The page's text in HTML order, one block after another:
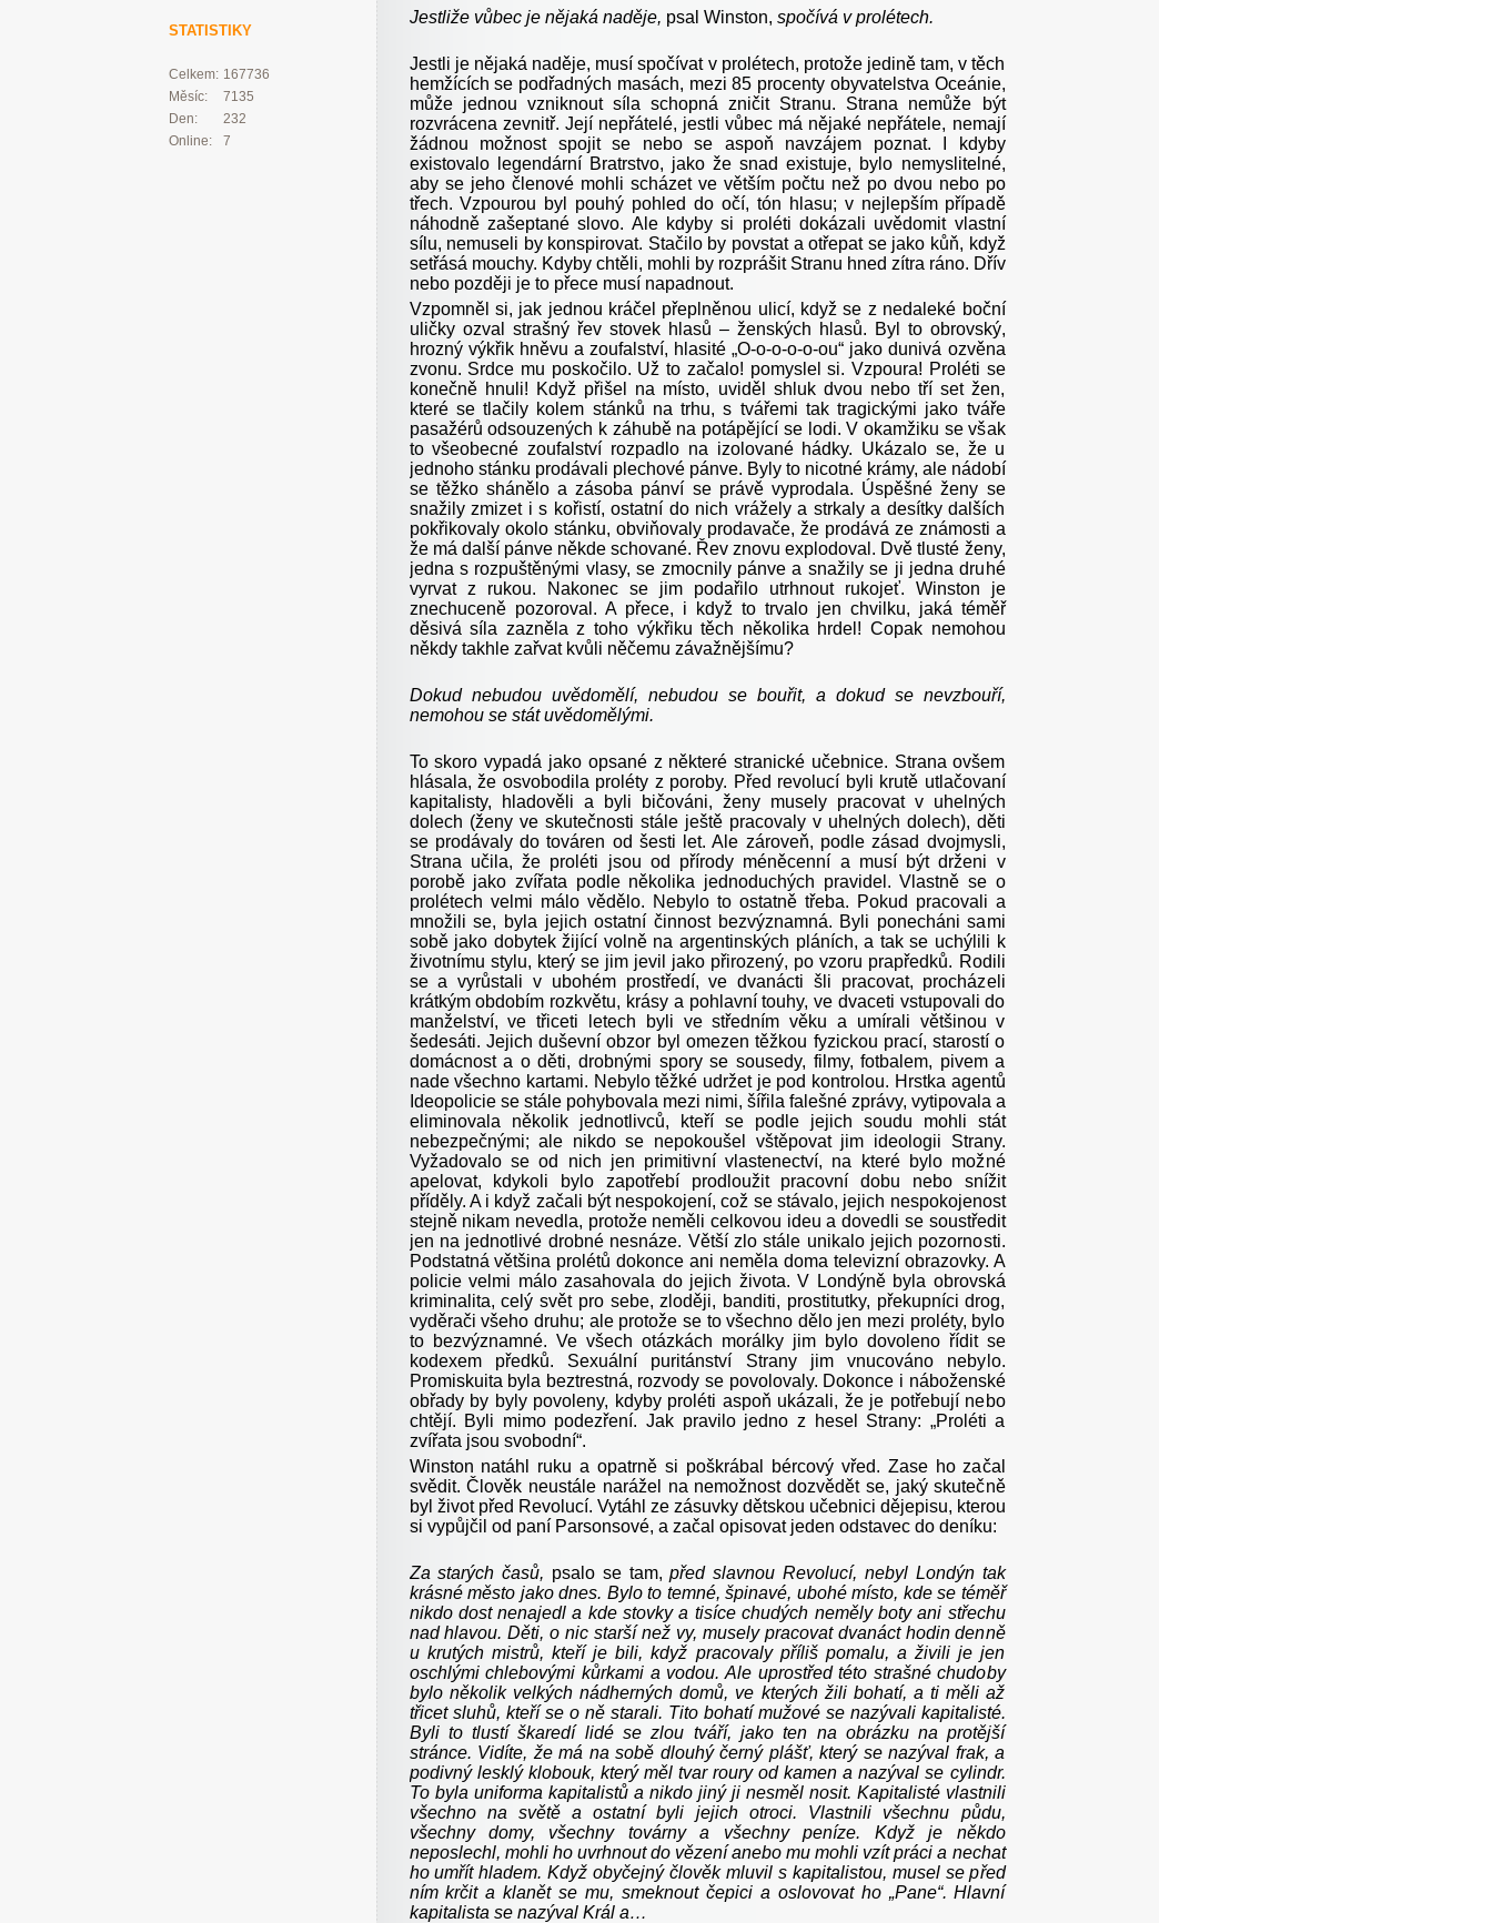
STATISTIKY
Online: 7
Celkem: 167736
Měsíc:
7135
Den:
232
Jestliže vůbec je nějaká naděje, psal Winston, spočívá v prolétech.
Jestli je nějaká naděje, musí spočívat v prolétech, protože jedině tam, v těch
hemžících se podřadných masách, mezi 85 procenty obyvatelstva Oceánie,
může jednou vzniknout síla schopná zničit Stranu. Strana nemůže být
rozvrácena zevnitř. Její nepřátelé, jestli vůbec má nějaké nepřátele, nemají
žádnou možnost spojit se nebo se aspoň navzájem poznat. I kdyby
existovalo legendární Bratrstvo, jako že snad existuje, bylo nemyslitelné,
aby se jeho členové mohli scházet ve větším počtu než po dvou nebo po
třech. Vzpourou byl pouhý pohled do očí, tón hlasu; v nejlepším případě
náhodně zašeptané slovo. Ale kdyby si proléti dokázali uvědomit vlastní
sílu, nemuseli by konspirovat. Stačilo by povstat a otřepat se jako kůň, když
setřásá mouchy. Kdyby chtěli, mohli by rozprášit Stranu hned zítra ráno. Dřív
nebo později je to přece musí napadnout.
Vzpomněl si, jak jednou kráčel přeplněnou ulicí, když se z nedaleké boční
uličky ozval strašný řev stovek hlasů – ženských hlasů. Byl to obrovský,
hrozný výkřik hněvu a zoufalství, hlasité „O-o-o-o-o-ou“ jako dunivá ozvěna
zvonu. Srdce mu poskočilo. Už to začalo! pomyslel si. Vzpoura! Proléti se
konečně hnuli! Když přišel na místo, uviděl shluk dvou nebo tří set žen,
které se tlačily kolem stánků na trhu, s tvářemi tak tragickými jako tváře
pasažérů odsouzených k záhubě na potápějící se lodi. V okamžiku se však
to všeobecné zoufalství rozpadlo na izolované hádky. Ukázalo se, že u
jednoho stánku prodávali plechové pánve. Byly to nicotné krámy, ale nádobí
se těžko shánělo a zásoba pánví se právě vyprodala. Úspěšné ženy se
snažily zmizet i s kořistí, ostatní do nich vrážely a strkaly a desítky dalších
pokřikovaly okolo stánku, obviňovaly prodavače, že prodává ze známosti a
že má další pánve někde schované. Řev znovu explodoval. Dvě tlusté ženy,
jedna s rozpuštěnými vlasy, se zmocnily pánve a snažily se ji jedna druhé
vyrvat z rukou. Nakonec se jim podařilo utrhnout rukojeť. Winston je
znechuceně pozoroval. A přece, i když to trvalo jen chvilku, jaká téměř
děsivá síla zazněla z toho výkřiku těch několika hrdel! Copak nemohou
někdy takhle zařvat kvůli něčemu závažnějšímu?
Dokud nebudou uvědomělí, nebudou se bouřit, a dokud se nevzbouří,
nemohou se stát uvědomělými.
To skoro vypadá jako opsané z některé stranické učebnice. Strana ovšem
hlásala, že osvobodila proléty z poroby. Před revolucí byli krutě utlačovaní
kapitalisty, hladověli a byli bičováni, ženy musely pracovat v uhelných
dolech (ženy ve skutečnosti stále ještě pracovaly v uhelných dolech), děti
se prodávaly do továren od šesti let. Ale zároveň, podle zásad dvojmysli,
Strana učila, že proléti jsou od přírody méněcenní a musí být drženi v
porobě jako zvířata podle několika jednoduchých pravidel. Vlastně se o
prolétech velmi málo vědělo. Nebylo to ostatně třeba. Pokud pracovali a
množili se, byla jejich ostatní činnost bezvýznamná. Byli ponecháni sami
sobě jako dobytek žijící volně na argentinských pláních, a tak se uchýlili k
životnímu stylu, který se jim jevil jako přirozený, po vzoru prapředků. Rodili
se a vyrůstali v ubohém prostředí, ve dvanácti šli pracovat, procházeli
krátkým obdobím rozkvětu, krásy a pohlavní touhy, ve dvaceti vstupovali do
manželství, ve třiceti letech byli ve středním věku a umírali většinou v
šedesáti. Jejich duševní obzor byl omezen těžkou fyzickou prací, starostí o
domácnost a o děti, drobnými spory se sousedy, filmy, fotbalem, pivem a
nade všechno kartami. Nebylo těžké udržet je pod kontrolou. Hrstka agentů
Ideopolicie se stále pohybovala mezi nimi, šířila falešné zprávy, vytipovala a
eliminovala několik jednotlivců, kteří se podle jejich soudu mohli stát
nebezpečnými; ale nikdo se nepokoušel vštěpovat jim ideologii Strany.
Vyžadovalo se od nich jen primitivní vlastenectví, na které bylo možné
apelovat, kdykoli bylo zapotřebí prodloužit pracovní dobu nebo snížit
příděly. A i když začali být nespokojení, což se stávalo, jejich nespokojenost
stejně nikam nevedla, protože neměli celkovou ideu a dovedli se soustředit
jen na jednotlivé drobné nesnáze. Větší zlo stále unikalo jejich pozornosti.
Podstatná většina prolétů dokonce ani neměla doma televizní obrazovky. A
policie velmi málo zasahovala do jejich života. V Londýně byla obrovská
kriminalita, celý svět pro sebe, zloději, banditi, prostitutky, překupníci drog,
vyděrači všeho druhu; ale protože se to všechno dělo jen mezi proléty, bylo
to bezvýznamné. Ve všech otázkách morálky jim bylo dovoleno řídit se
kodexem předků. Sexuální puritánství Strany jim vnucováno nebylo.
Promiskuita byla beztrestná, rozvody se povolovaly. Dokonce i náboženské
obřady by byly povoleny, kdyby proléti aspoň ukázali, že je potřebují nebo
chtějí. Byli mimo podezření. Jak pravilo jedno z hesel Strany: „Proléti a
zvířata jsou svobodní“.
Winston natáhl ruku a opatrně si poškrábal bércový vřed. Zase ho začal
svědit. Člověk neustále narážel na nemožnost dozvědět se, jaký skutečně
byl život před Revolucí. Vytáhl ze zásuvky dětskou učebnici dějepisu, kterou
si vypůjčil od paní Parsonsové, a začal opisovat jeden odstavec do deníku:
Za starých časů, psalo se tam,před slavnou Revolucí, nebyl Londýn tak
krásné město jako dnes. Bylo to temné, špinavé, ubohé místo, kde se téměř
nikdo dost nenajedl a kde stovky a tisíce chudých neměly boty ani střechu
nad hlavou. Děti, o nic starší než vy, musely pracovat dvanáct hodin denně
u krutých mistrů, kteří je bili, když pracovaly příliš pomalu, a živili je jen
oschlými chlebovými kůrkami a vodou. Ale uprostřed této strašné chudoby
bylo několik velkých nádherných domů, ve kterých žili bohatí, a ti měli až
třicet sluhů, kteří se o ně starali. Tito bohatí mužové se nazývali kapitalisté.
Byli to tlustí škaredí lidé se zlou tváří, jako ten na obrázku na protější
stránce. Vidíte, že má na sobě dlouhý černý plášť, který se nazýval frak, a
podivný lesklý klobouk, který měl tvar roury od kamen a nazýval se cylindr.
To byla uniforma kapitalistů a nikdo jiný ji nesměl nosit. Kapitalisté vlastnili
všechno na světě a ostatní byli jejich otroci. Vlastnili všechnu půdu,
všechny domy, všechny továrny a všechny peníze. Když je někdo
neposlechl, mohli ho uvrhnout do vězení anebo mu mohli vzít práci a nechat
ho umřít hladem. Když obyčejný člověk mluvil s kapitalistou, musel se před
ním krčit a klanět se mu, smeknout čepici a oslovovat ho „Pane“. Hlavní
kapitalista se nazýval Král a…